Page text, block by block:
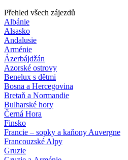
Přehled všech zájezdů
Albánie
Alsasko
Andalusie
Arménie
Ázerbájdžán
Azorské ostrovy
Benelux s dětmi
Bosna a Hercegovina
Bretaň a Normandie
Bulharské hory
Černá Hora
Finsko
Francie – sopky a kaňony Auvergne
Francouzské Alpy
Gruzie